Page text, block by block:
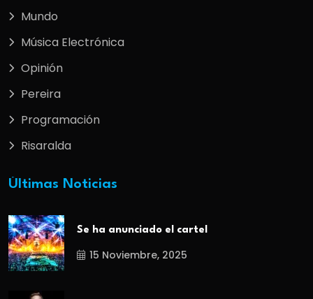
Mundo
Música Electrónica
Opinión
Pereira
Programación
Risaralda
Últimas Noticias
Se ha anunciado el cartel
15 Noviembre, 2025